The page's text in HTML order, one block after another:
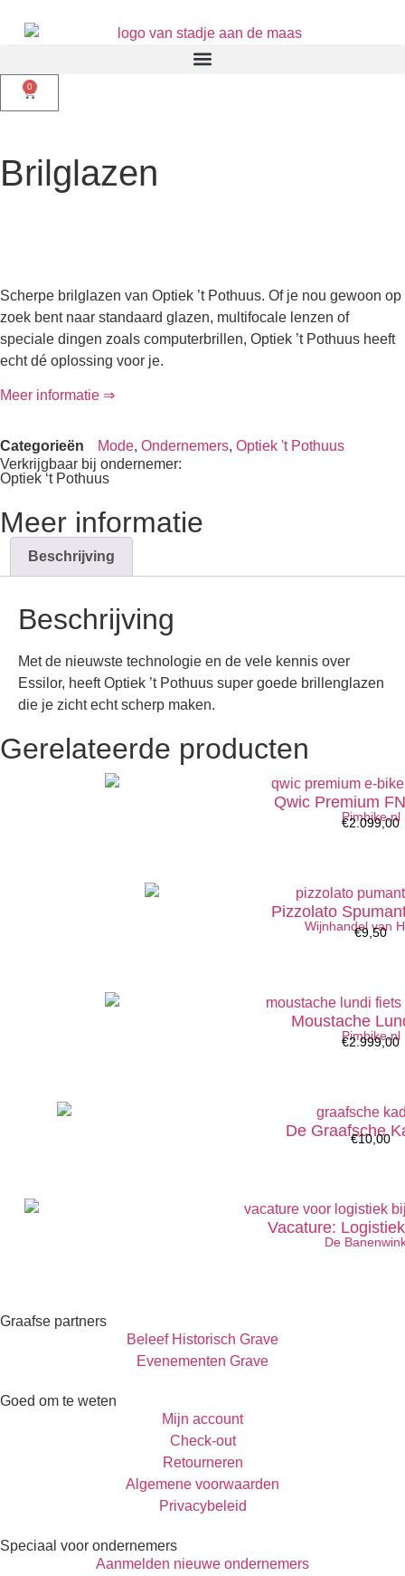
0
Brilglazen
Scherpe brilglazen van Optiek ’t Pothuus. Of je nou gewoon op
zoek bent naar standaard glazen, multifocale lenzen of
speciale dingen zoals computerbrillen, Optiek ’t Pothuus heeft
echt dé oplossing voor je.
Meer informatie ⇒
Categorieën Mode, Ondernemers, Optiek 't Pothuus
Verkrijgbaar bij ondernemer:
Optiek ‘t Pothuus
Meer informatie
Beschrijving
Beschrijving
Met de nieuwste technologie en de vele kennis over
Essilor, heeft Optiek ’t Pothuus super goede brillenglazen
die je zicht echt scherp maken.
Gerelateerde producten
Qwic Premium
Pimbike.nl
€2.099,00
Pizzolato
Wijnhandel van
€9,50
Moustache
Pimbike.nl
€2.999,00
De Graafsche
€10,00
Vacature:
De
Graafse partners
Beleef Historisch Grave
Evenementen Grave
Goed om te weten
Mijn account
Check-out
Retourneren
Algemene voorwaarden
Privacybeleid
Speciaal voor ondernemers
Aanmelden nieuwe ondernemers